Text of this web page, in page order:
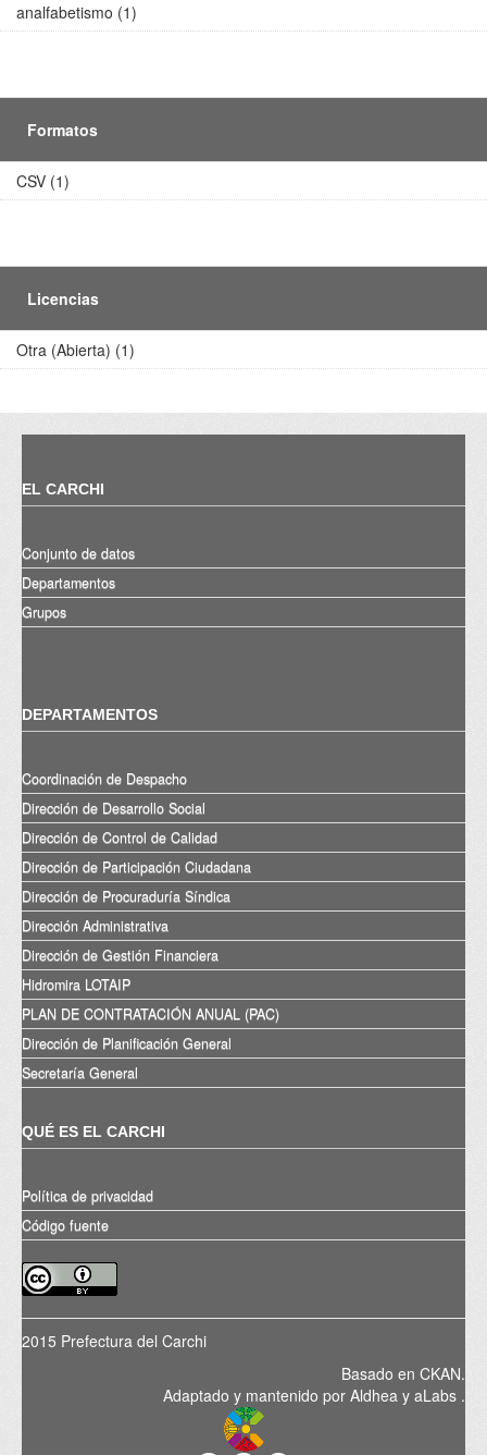
analfabetismo (1)
Formatos
CSV (1)
Licencias
Otra (Abierta) (1)
EL CARCHI
Conjunto de datos
Departamentos
Grupos
DEPARTAMENTOS
Coordinación de Despacho
Dirección de Desarrollo Social
Dirección de Control de Calidad
Dirección de Participación Ciudadana
Dirección de Procuraduría Síndica
Dirección Administrativa
Dirección de Gestión Financiera
Hidromira LOTAIP
PLAN DE CONTRATACIÓN ANUAL (PAC)
Dirección de Planificación General
Secretaría General
QUÉ ES EL CARCHI
Política de privacidad
Código fuente
2015 Prefectura del Carchi
Basado en CKAN.
Adaptado y mantenido por Aldhea y aLabs .